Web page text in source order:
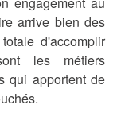
arrive bien des
d'accomplir
les métiers
qui apportent de